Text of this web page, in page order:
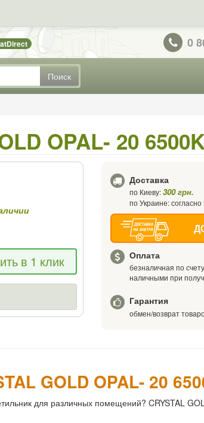
0
Поиск
OPAL- 20
- мы снизим
в 1 клик
Доставка
по Киеву:300 грн.
по Украине:
Оплата
безналичная по счету
наличными при
Гарантия
обмен/возврат
GOLD OPAL- 20
для различных помещений? CRYSTAL